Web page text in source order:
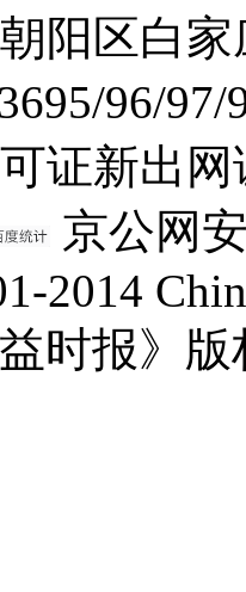
阳区白
96/
证新出
京公网
2014
益时报》